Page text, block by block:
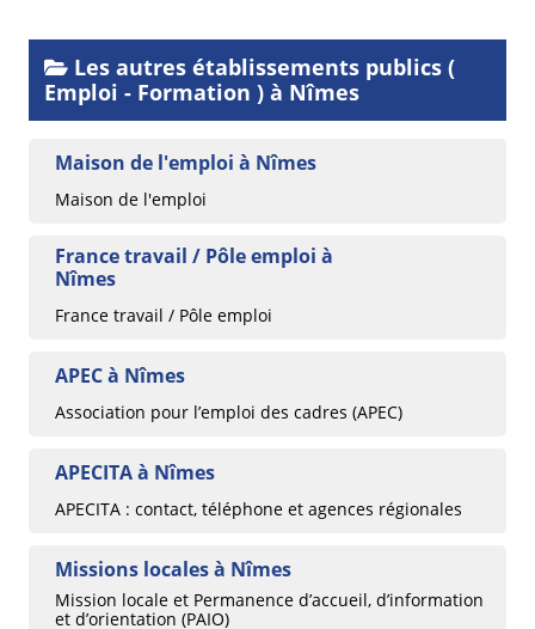
Les autres établissements publics (
Emploi - Formation ) à Nîmes
Maison de l'emploi à Nîmes
Maison de l'emploi
France travail / Pôle emploi à
Nîmes
France travail / Pôle emploi
APEC à Nîmes
Association pour l’emploi des cadres (APEC)
APECITA à Nîmes
APECITA : contact, téléphone et agences régionales
Missions locales à Nîmes
Mission locale et Permanence d’accueil, d’information
et d’orientation (PAIO)